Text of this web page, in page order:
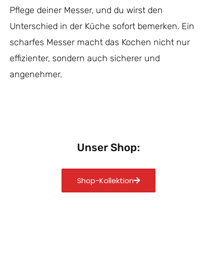
Pflege deiner Messer, und du wirst den
Unterschied in der Küche sofort bemerken. Ein
scharfes Messer macht das Kochen nicht nur
effizienter, sondern auch sicherer und
angenehmer.
Unser Shop:
Shop-Kollektion